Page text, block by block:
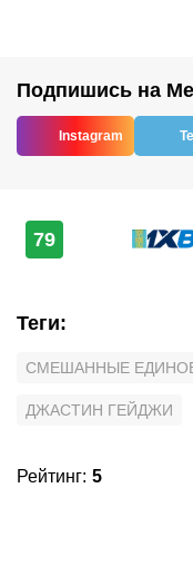
Подпишись на
Instagram
79
Теги:
СМЕШАННЫЕ
ДЖАСТИН ГЕЙДЖИ
Рейтинг: 5